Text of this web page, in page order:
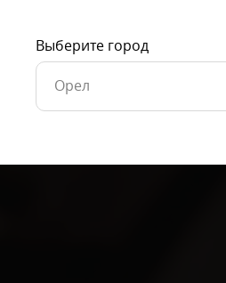
Выберите город
Орел